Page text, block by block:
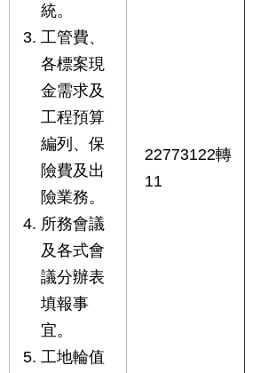
統。
工管費、
各標案現
金需求及
工程預算
編列、保
險費及出
險業務。
所務會議
及各式會
議分辦表
填報事
宜。
工地輪值
22773122轉
11